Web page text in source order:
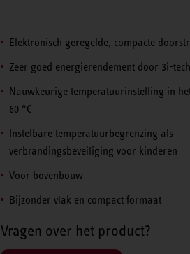
Elektronisch geregelde, compacte
Zeer goed energierendement door 3i-
Nauwkeurige temperatuurinstelling in
60 °C
Instelbare temperatuurbegrenzing als
verbrandingsbeveiliging voor kinderen
Voor bovenbouw
Bijzonder vlak en compact formaat
Vragen over het product?